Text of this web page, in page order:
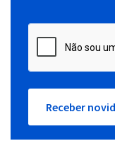
Receber